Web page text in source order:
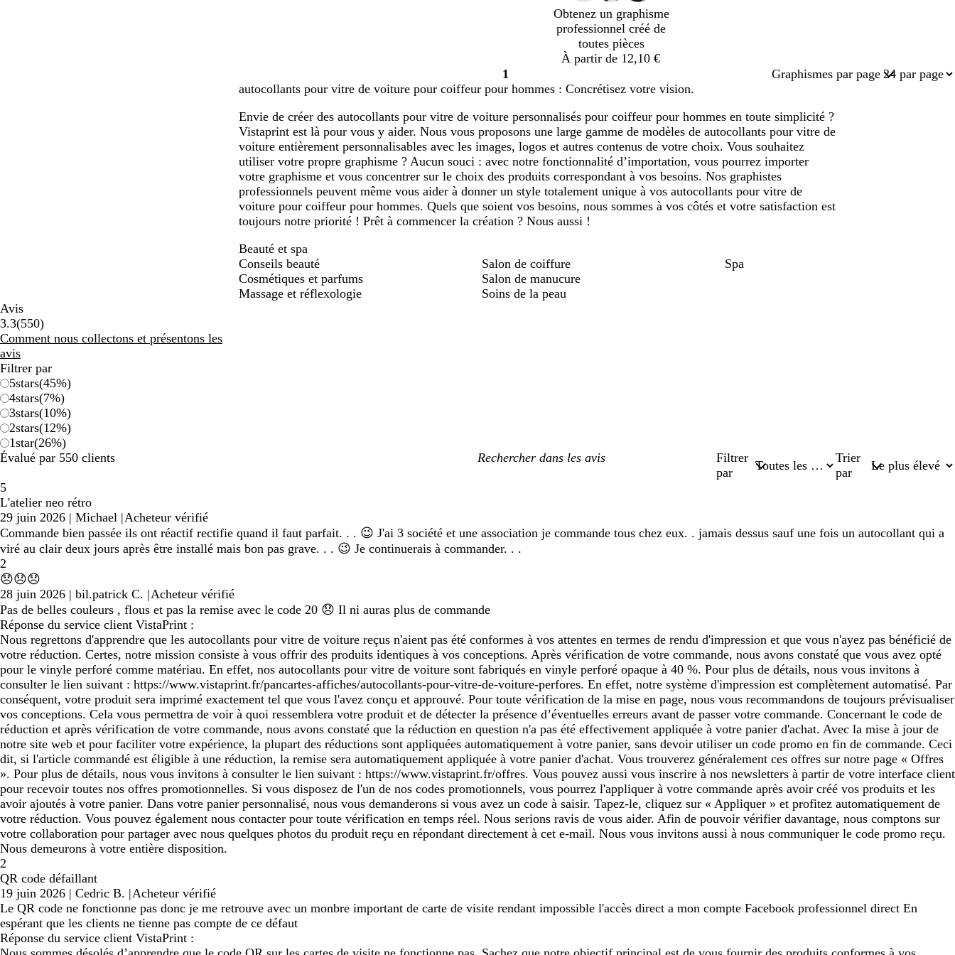
Obtenez un graphisme
professionnel créé de
toutes pièces
À partir de 12,10 €
Page
1
1
Graphismes par page
autocollants pour vitre de voiture pour coiffeur pour hommes : Concrétisez votre vision.
Envie de créer des autocollants pour vitre de voiture personnalisés pour coiffeur pour hommes en toute simplicité ?
Vistaprint est là pour vous y aider. Nous vous proposons une large gamme de modèles de autocollants pour vitre de
voiture entièrement personnalisables avec les images, logos et autres contenus de votre choix. Vous souhaitez
utiliser votre propre graphisme ? Aucun souci : avec notre fonctionnalité d’importation, vous pourrez importer
votre graphisme et vous concentrer sur le choix des produits correspondant à vos besoins. Nos graphistes
professionnels peuvent même vous aider à donner un style totalement unique à vos autocollants pour vitre de
voiture pour coiffeur pour hommes. Quels que soient vos besoins, nous sommes à vos côtés et votre satisfaction est
toujours notre priorité ! Prêt à commencer la création ? Nous aussi !
Beauté et spa
Conseils beauté
Cosmétiques et parfums
Massage et réflexologie
Salon de coiffure
Salon de manucure
Soins de la peau
Spa
Avis
3.3(550550
avis
)
Comment nous collectons et présentons les
avis
Filtrer par
5stars(45%)
4stars(7%)
3stars(10%)
2stars(12%)
1star(26%)
Évalué par 550 clients
Mes
Filtrer
par
Trier
par
5
L'atelier neo rétro
29 juin 2026 | Michael |Acheteur vérifié
Commande bien passée ils ont réactif rectifie quand il faut parfait. . . 😉 J'ai 3 société et une association je commande tous chez eux. . jamais dessus sauf une fois un autocollant qui a
viré au clair deux jours après être installé mais bon pas grave. . . 😉 Je continuerais à commander. . .
2
😞😞😞
28 juin 2026 | bil.patrick C. |Acheteur vérifié
Pas de belles couleurs , flous et pas la remise avec le code 20 😞 Il ni auras plus de commande
Réponse du service client VistaPrint :
Nous regrettons d'apprendre que les autocollants pour vitre de voiture reçus n'aient pas été conformes à vos attentes en termes de rendu d'impression et que vous n'ayez pas bénéficié de
votre réduction. Certes, notre mission consiste à vous offrir des produits identiques à vos conceptions. Après vérification de votre commande, nous avons constaté que vous avez opté
pour le vinyle perforé comme matériau. En effet, nos autocollants pour vitre de voiture sont fabriqués en vinyle perforé opaque à 40 %. Pour plus de détails, nous vous invitons à
consulter le lien suivant : https://www.vistaprint.fr/pancartes-affiches/autocollants-pour-vitre-de-voiture-perfores. En effet, notre système d'impression est complètement automatisé. Par
conséquent, votre produit sera imprimé exactement tel que vous l'avez conçu et approuvé. Pour toute vérification de la mise en page, nous vous recommandons de toujours prévisualiser
vos conceptions. Cela vous permettra de voir à quoi ressemblera votre produit et de détecter la présence d’éventuelles erreurs avant de passer votre commande. Concernant le code de
réduction et après vérification de votre commande, nous avons constaté que la réduction en question n'a pas été effectivement appliquée à votre panier d'achat. Avec la mise à jour de
notre site web et pour faciliter votre expérience, la plupart des réductions sont appliquées automatiquement à votre panier, sans devoir utiliser un code promo en fin de commande. Ceci
dit, si l'article commandé est éligible à une réduction, la remise sera automatiquement appliquée à votre panier d'achat. Vous trouverez généralement ces offres sur notre page « Offres
». Pour plus de détails, nous vous invitons à consulter le lien suivant : https://www.vistaprint.fr/offres. Vous pouvez aussi vous inscrire à nos newsletters à partir de votre interface client
pour recevoir toutes nos offres promotionnelles. Si vous disposez de l'un de nos codes promotionnels, vous pourrez l'appliquer à votre commande après avoir créé vos produits et les
avoir ajoutés à votre panier. Dans votre panier personnalisé, nous vous demanderons si vous avez un code à saisir. Tapez-le, cliquez sur « Appliquer » et profitez automatiquement de
votre réduction. Vous pouvez également nous contacter pour toute vérification en temps réel. Nous serions ravis de vous aider. Afin de pouvoir vérifier davantage, nous comptons sur
votre collaboration pour partager avec nous quelques photos du produit reçu en répondant directement à cet e-mail. Nous vous invitons aussi à nous communiquer le code promo reçu.
Nous demeurons à votre entière disposition.
2
QR code défaillant
19 juin 2026 | Cedric B. |Acheteur vérifié
Le QR code ne fonctionne pas donc je me retrouve avec un monbre important de carte de visite rendant impossible l'accès direct a mon compte Facebook professionnel direct En
espérant que les clients ne tienne pas compte de ce défaut
Réponse du service client VistaPrint :